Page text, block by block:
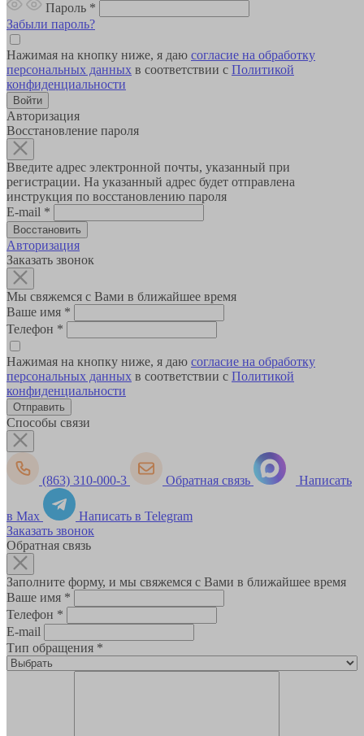
Пароль *
Забыли пароль?
Нажимая на кнопку ниже, я даю согласие на обработку
персональных данных в соответствии с Политикой
конфиденциальности
Авторизация
Восстановление пароля
Введите адрес электронной почты, указанный при
регистрации. На указанный адрес будет отправлена
инструкция по восстановлению пароля
E-mail *
Авторизация
Заказать звонок
Мы свяжемся с Вами в ближайшее время
Ваше имя *
Телефон *
Нажимая на кнопку ниже, я даю согласие на обработку
персональных данных в соответствии с Политикой
конфиденциальности
Способы связи
(863) 310-000-3 Обратная связь Написать
в Max
Написать в Telegram
Заказать звонок
Обратная связь
Заполните форму, и мы свяжемся с Вами в ближайшее время
Ваше имя *
Телефон *
E-mail
Тип обращения *